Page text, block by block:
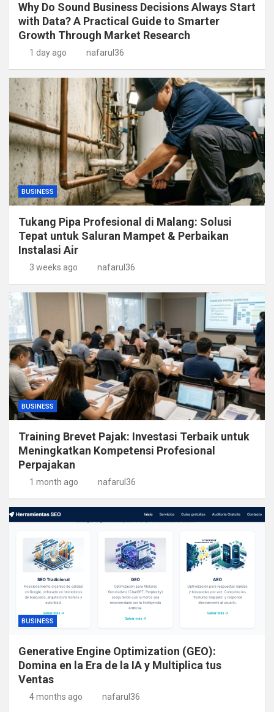
Why Do Sound Business Decisions Always Start
with Data? A Practical Guide to Smarter
Growth Through Market Research
1 day ago nafarul36
BUSINESS
Tukang Pipa Profesional di Malang: Solusi
Tepat untuk Saluran Mampet & Perbaikan
Instalasi Air
3 weeks ago nafarul36
BUSINESS
Training Brevet Pajak: Investasi Terbaik untuk
Meningkatkan Kompetensi Profesional
Perpajakan
1 month ago nafarul36
BUSINESS
Generative Engine Optimization (GEO):
Domina en la Era de la IA y Multiplica tus
Ventas
4 months ago nafarul36